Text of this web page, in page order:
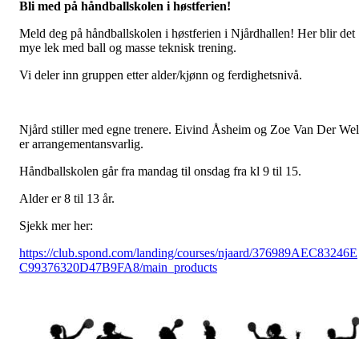
Bli med på håndballskolen i høstferien!
Meld deg på håndballskolen i høstferien i Njårdhallen! Her blir det
mye lek med ball og masse teknisk trening.
Vi deler inn gruppen etter alder/kjønn og ferdighetsnivå.
Njård stiller med egne trenere. Eivind Åsheim og Zoe Van Der
er arrangementansvarlig.
Håndballskolen går fra mandag til onsdag fra kl 9 til 15.
Alder er 8 til 13 år.
Sjekk mer her:
https://club.spond.com/landing/courses/njaard/376989AEC83246E
C99376320D47B9FA8/main_products